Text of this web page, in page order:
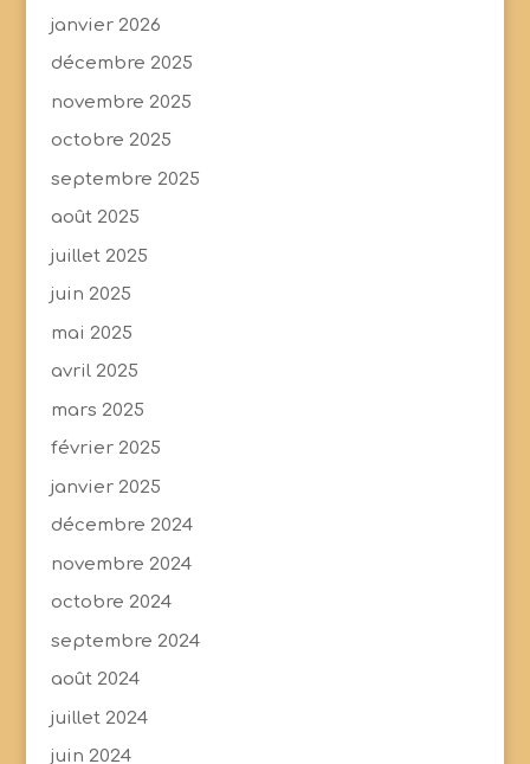
janvier 2026
décembre 2025
novembre 2025
octobre 2025
septembre 2025
août 2025
juillet 2025
juin 2025
mai 2025
avril 2025
mars 2025
février 2025
janvier 2025
décembre 2024
novembre 2024
octobre 2024
septembre 2024
août 2024
juillet 2024
juin 2024